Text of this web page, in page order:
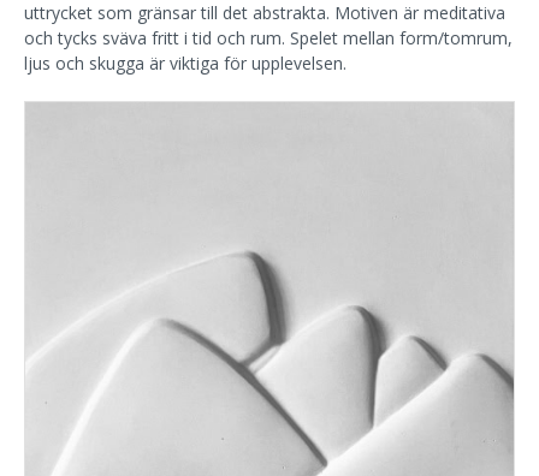
uttrycket som gränsar till det abstrakta. Motiven är meditativa
och tycks sväva fritt i tid och rum. Spelet mellan form/tomrum,
ljus och skugga är viktiga för upplevelsen.